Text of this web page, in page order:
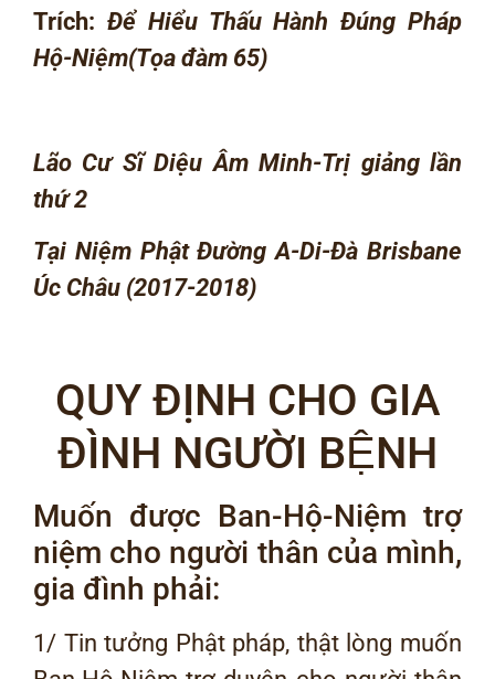
Trích: Để Hiểu Thấu Hành Đúng Pháp
Hộ-Niệm(Tọa đàm 65)
Lão Cư Sĩ Diệu Âm Minh-Trị giảng lần
thứ 2
Tại Niệm Phật Đường A-Di-Đà Brisbane
Úc Châu (2017-2018)
QUY ĐỊNH CHO GIA
ĐÌNH NGƯỜI BỆNH
Muốn được Ban-Hộ-Niệm trợ
niệm cho người thân của mình,
gia đình phải:
1/ Tin tưởng Phật pháp, thật lòng muốn